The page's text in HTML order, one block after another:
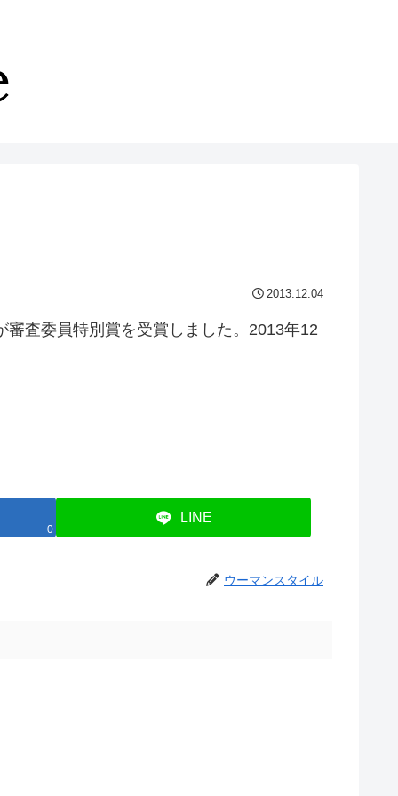
2013.12.04
査委員特別賞を受賞しました。2013年12
0
LINE
ウーマンスタイル